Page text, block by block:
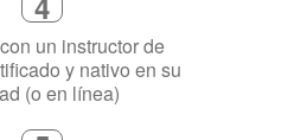
un instructor de
y nativo en su
(o en línea)